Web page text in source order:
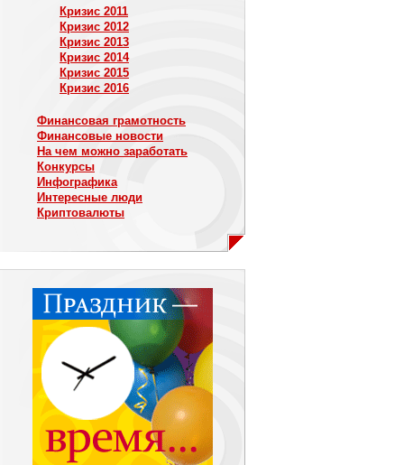
Кризис 2011
Кризис 2012
Кризис 2013
Кризис 2014
Кризис 2015
Кризис 2016
Финансовая грамотность
Финансовые новости
На чем можно заработать
Конкурсы
Инфографика
Интересные люди
Криптовалюты